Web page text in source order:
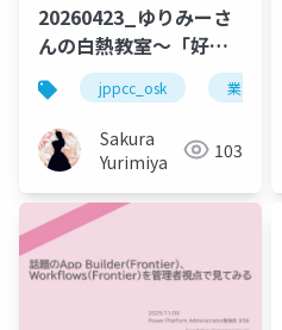
20260423_ゆりみーさ
んの白熱教室～「好
き」でなくても納得し
て勉強するには？～
jppcc_osk 業務改善
Sakura
Yurimiya
103